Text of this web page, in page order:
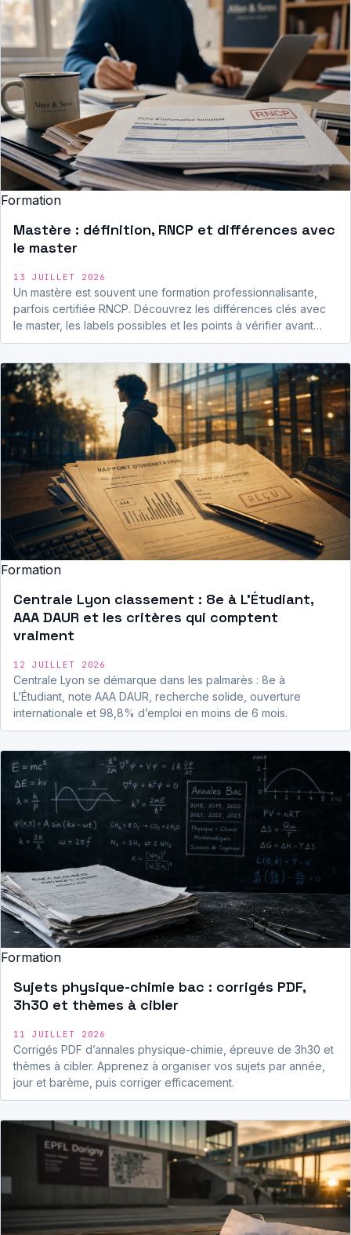
Formation
Mastère : définition, RNCP et différences avec
le master
13 JUILLET 2026
Un mastère est souvent une formation professionnalisante,
parfois certifiée RNCP. Découvrez les différences clés avec
le master, les labels possibles et les points à vérifier avant…
Formation
Centrale Lyon classement : 8e à L’Étudiant,
AAA DAUR et les critères qui comptent
vraiment
12 JUILLET 2026
Centrale Lyon se démarque dans les palmarès : 8e à
L’Étudiant, note AAA DAUR, recherche solide, ouverture
internationale et 98,8% d’emploi en moins de 6 mois.
Formation
Sujets physique-chimie bac : corrigés PDF,
3h30 et thèmes à cibler
11 JUILLET 2026
Corrigés PDF d’annales physique-chimie, épreuve de 3h30 et
thèmes à cibler. Apprenez à organiser vos sujets par année,
jour et barème, puis corriger efficacement.